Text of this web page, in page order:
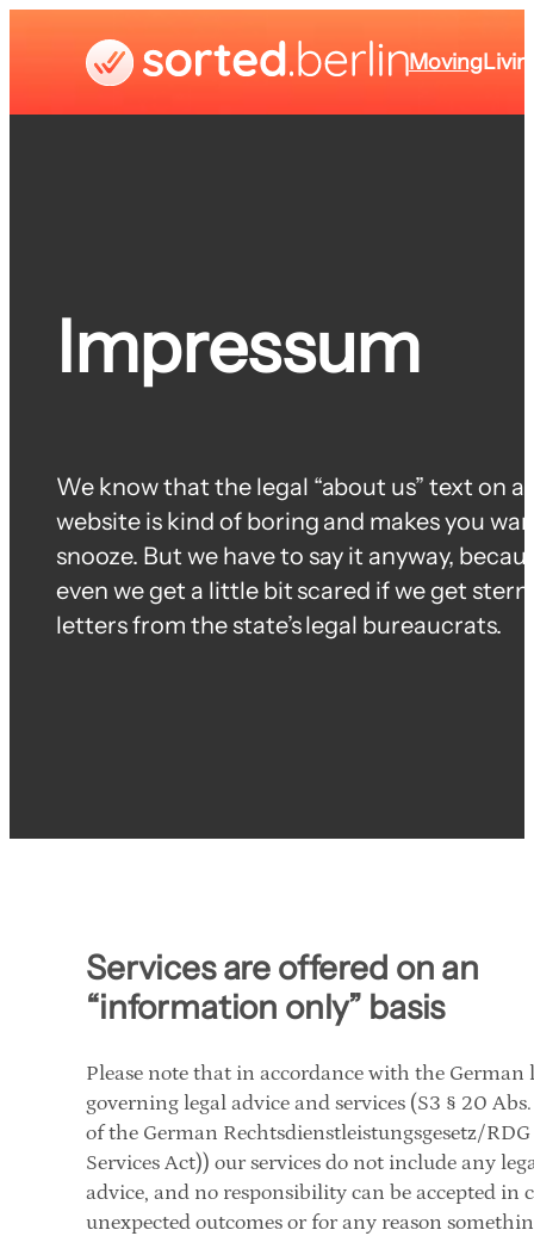
Moving
Impressum
We know that the legal “about us” text on a
website is kind of boring and makes you
snooze. But we have to say it anyway,
even we get a little bit scared if we get stern
letters from the state’s legal bureaucrats.
Services are offered on an
“information only” basis
Please note that in accordance with the German
governing legal advice and services (S3 § 20 Abs.
of the German Rechtsdienstleistungsgesetz/
Services Act)) our services do not include any
advice, and no responsibility can be accepted in
unexpected outcomes or for any reason